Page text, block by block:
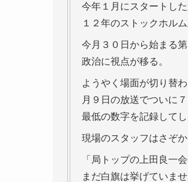
今年１月にスタートし
１２年のストックホル
今月３０日から始まる
政治に視点が移る。
ようやく場面が切り替
月９日の放送でついに
最低の数字を記録してし
現場のスタッフはさぞ
「局トップの上田良一
まだ白旗は挙げていま